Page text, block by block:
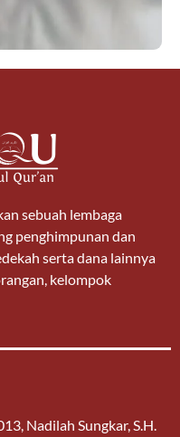
sebuah lembaga
penghimpunan dan
serta dana lainnya
kelompok
Nadilah Sungkar, S.H.